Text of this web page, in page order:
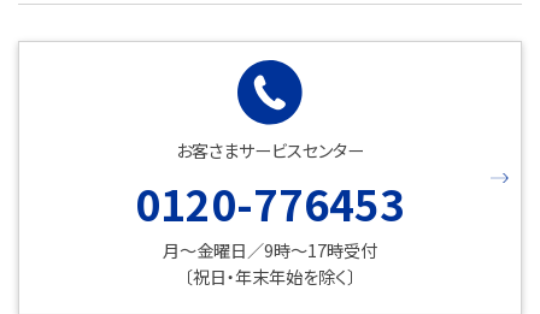
お客さまサービスセンター
0120-776453
月～金曜日／9時～17時受付
〔祝日・年末年始を除く〕